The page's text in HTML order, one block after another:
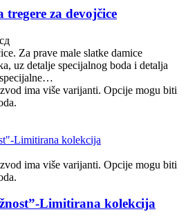
za devojčice
Za prave male slatke damice
uz detalje specijalnog boda i detalja
ima više varijanti. Opcije mogu biti
ima više varijanti. Opcije mogu biti
Limitirana kolekcija